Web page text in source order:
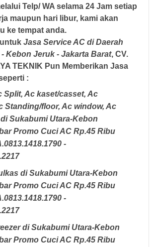
Telp/ WA selama 24 Jam setiap
maupun hari libur, kami akan
ke tempat anda.
Jasa Service AC di Daerah
Kebon Jeruk - Jakarta Barat, CV.
TEKNIK Pun Memberikan Jasa
:
Split, Ac kaset/casset, Ac
Standing/floor, Ac window, Ac
Sukabumi Utara-Kebon
Promo Cuci AC Rp.45 Ribu
-
di Sukabumi Utara-Kebon
Promo Cuci AC Rp.45 Ribu
-
di Sukabumi Utara-Kebon
Promo Cuci AC Rp.45 Ribu